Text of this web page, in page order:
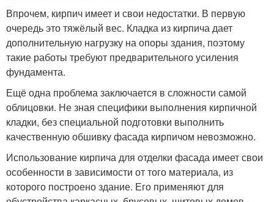
Впрочем, кирпич имеет и свои недостатки. В первую
очередь это тяжёлый вес. Кладка из кирпича дает
дополнительную нагрузку на опоры здания, поэтому
такие работы требуют предварительного усиления
фундамента.
Ещё одна проблема заключается в сложности самой
облицовки. Не зная специфики выполнения кирпичной
кладки, без специальной подготовки выполнить
качественную обшивку фасада кирпичом невозможно.
Использование кирпича для отделки фасада имеет свои
особенности в зависимости от того материала, из
которого построено здание. Его применяют для